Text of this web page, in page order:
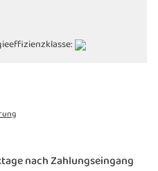
nach Zahlungseingang